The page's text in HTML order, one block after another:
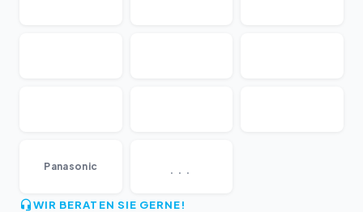
Panasonic ...
WIR BERATEN SIE GERNE!